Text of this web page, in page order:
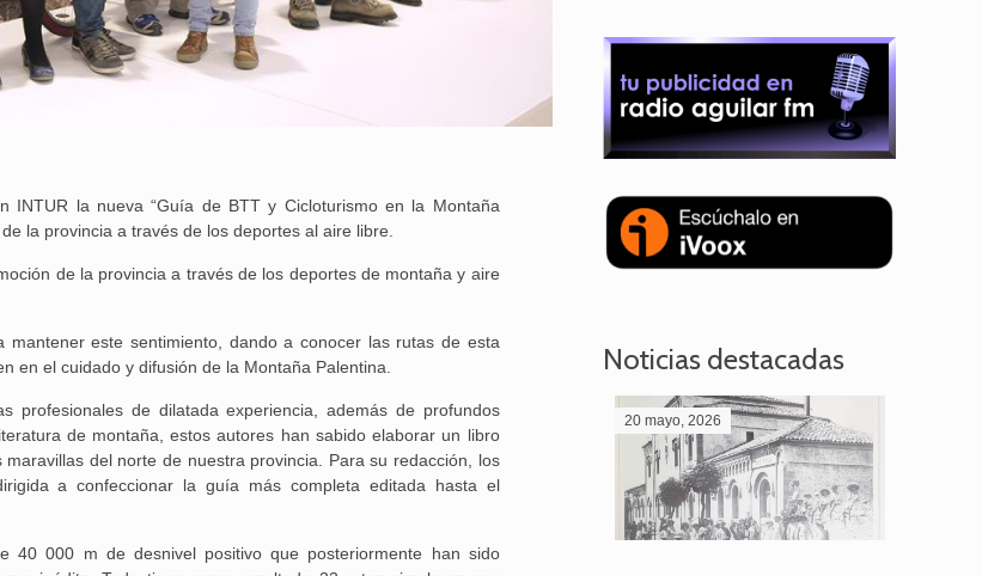
INTUR la nueva “Guía de BTT y Cicloturismo en la Montaña
la provincia a través de los deportes al aire libre.
de la provincia a través de los deportes de montaña y aire
este sentimiento, dando a conocer las rutas de esta
en el cuidado y difusión de la Montaña Palentina.
profesionales de dilatada experiencia, además de profundos
de montaña, estos autores han sabido elaborar un libro
del norte de nuestra provincia. Para su redacción, los
a confeccionar la guía más completa editada hasta el
40 000 m de desnivel positivo que posteriormente han sido
Noticias destacadas
25 febrero, 2026 20 mayo, 2026